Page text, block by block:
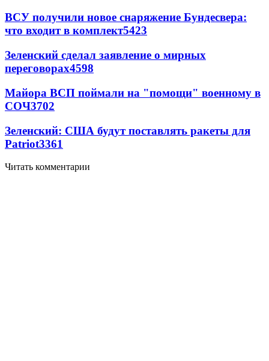
ВСУ получили новое снаряжение Бундесвера:
что входит в комплект5423
Зеленский сделал заявление о мирных
переговорах4598
Майора ВСП поймали на "помощи" военному в
СОЧ3702
Зеленский: США будут поставлять ракеты для
Patriot3361
Читать комментарии